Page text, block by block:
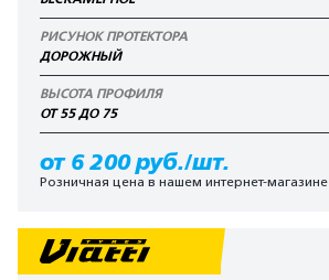
РИСУНОК ПРОТЕКТОРА
ДОРОЖНЫЙ
ВЫСОТА ПРОФИЛЯ
ОТ 55 ДО 75
от 6 200 руб./шт.
Розничная цена в нашем интернет-магазине